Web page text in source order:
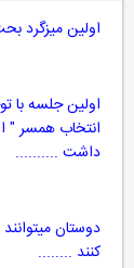
اولین میزگرد
اولین جلسه با
داشت ..........
دوستان
کنند ........